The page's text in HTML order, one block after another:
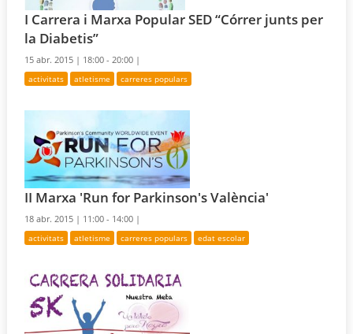
I Carrera i Marxa Popular SED “Córrer junts per
la Diabetis”
15 abr. 2015 | 18:00 - 20:00 |
activitats atletisme carreres populars
II Marxa 'Run for Parkinson's València'
18 abr. 2015 | 11:00 - 14:00 |
activitats atletisme carreres populars edat escolar